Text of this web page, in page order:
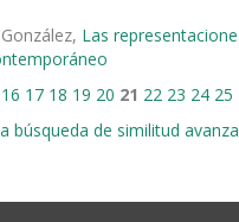
Las
16 17 18 19 20 21 22 23 24 25
búsqueda de similitud